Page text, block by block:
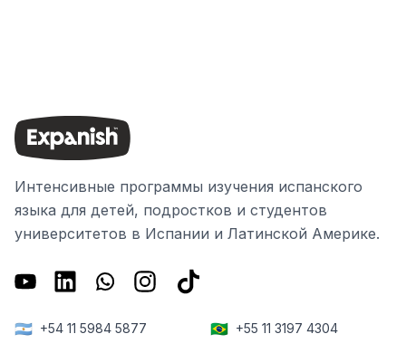
Интенсивные программы изучения испанского
языка для детей, подростков и студентов
университетов в Испании и Латинской Америке.
🇦🇷 +54 11 5984 5877 🇧🇷 +55 11 3197 4304